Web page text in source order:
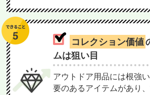
コレクション価値
ムは狙い目
アウトドア用品には根強
要のあるアイテムがあり